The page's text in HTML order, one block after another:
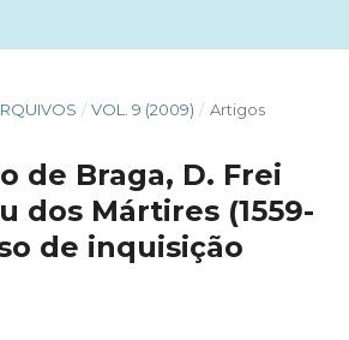
/ VOL. 9 (2009) / Artigos
de Braga, D. Frei
dos Mártires (1559-
de inquisição